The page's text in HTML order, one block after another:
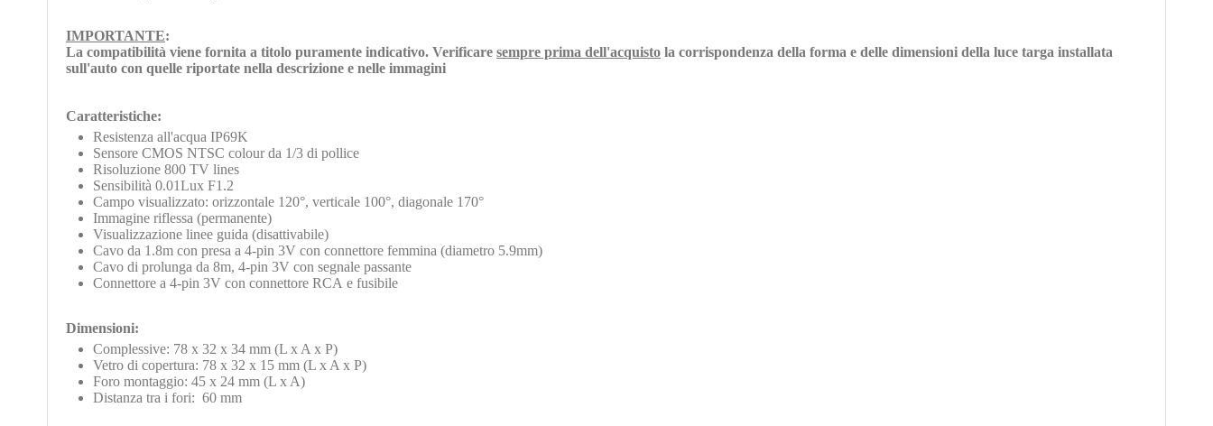
IMPORTANTE:
La compatibilità viene fornita a titolo puramente indicativo. Verificare sempre prima dell'acquisto la corrispondenza della forma e delle dimensioni della luce targa installata
sull'auto con quelle riportate nella descrizione e nelle immagini
Caratteristiche:
Resistenza all'acqua IP69K
Sensore CMOS NTSC colour da 1/3 di pollice
Risoluzione 800 TV lines
Sensibilità 0.01Lux F1.2
Campo visualizzato: orizzontale 120°, verticale 100°, diagonale 170°
Immagine riflessa (permanente)
Visualizzazione linee guida (disattivabile)
Cavo da 1.8m con presa a 4-pin 3V con connettore femmina (diametro 5.9mm)
Cavo di prolunga da 8m, 4-pin 3V con segnale passante
Connettore a 4-pin 3V con connettore RCA e fusibile
Dimensioni:
Complessive: 78 x 32 x 34 mm (L x A x P)
Vetro di copertura: 78 x 32 x 15 mm (L x A x P)
Foro montaggio: 45 x 24 mm (L x A)
Distanza tra i fori: 60 mm